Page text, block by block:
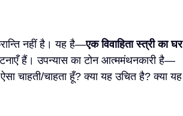
नहीं है। यह है—एक विवाहिता स्त्री का घर
हैं। उपन्यास का टोन आत्ममंथनकारी है—
चाहती/चाहता हूँ? क्या यह उचित है? क्या यह